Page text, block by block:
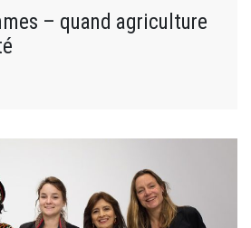
– quand agriculture